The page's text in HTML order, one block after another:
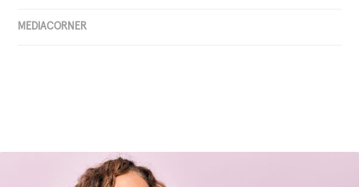
MEDIACORNER